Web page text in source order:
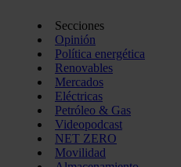
Secciones
Opinión
Política energética
Renovables
Mercados
Eléctricas
Petróleo & Gas
Videopodcast
NET ZERO
Movilidad